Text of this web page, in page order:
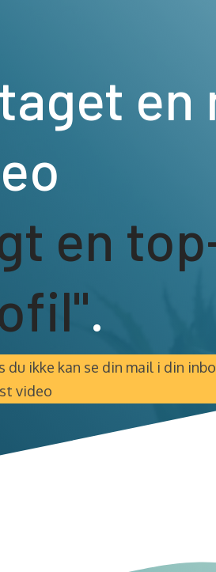
en
en
.
ikke kan se din mail i din
video